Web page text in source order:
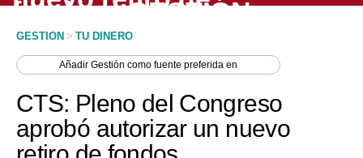
Economía
Mercados
GESTION > TU DINERO
AñadirGestión como fuente preferida en
CTS: Pleno del Congreso
aprobó autorizar un nuevo